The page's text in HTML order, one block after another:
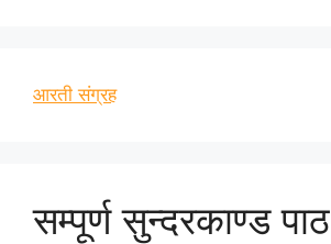
आरती संग्रह
सम्पूर्ण सुन्दरकाण्ड पाठ